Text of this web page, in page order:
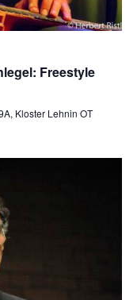
Freestyle
Kloster Lehnin OT